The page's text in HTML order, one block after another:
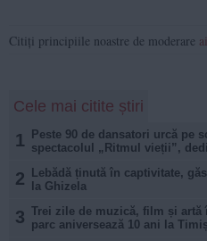
Citiți principiile noastre de moderare
Cele mai citite știri
1
Peste 90 de dansatori urcă pe
spectacolul „Ritmul vieții”,
2
Lebădă ținută în captivitate,
la Ghizela
3 Trei zile de muzică, film și artă
parc aniversează 10 ani la